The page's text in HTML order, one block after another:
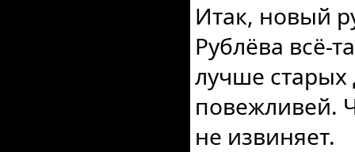
Итак, новый
Рублёва всё-
лучше старых
повежливей.
не извиняет.